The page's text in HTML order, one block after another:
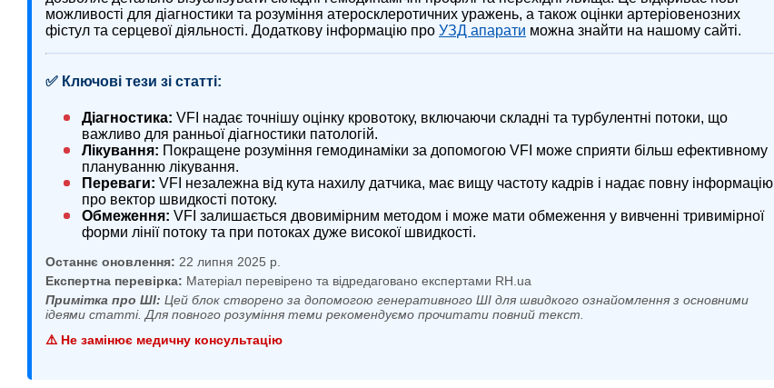
можливості для діагностики та розуміння атеросклеротичних уражень, а також оцінки артеріовенозних
фістул та серцевої діяльності. Додаткову інформацію про УЗД апарати можна знайти на нашому сайті.
✅ Ключові тези зі статті:
Діагностика: VFI надає точнішу оцінку кровотоку, включаючи складні та турбулентні потоки, що
важливо для ранньої діагностики патологій.
Лікування: Покращене розуміння гемодинаміки за допомогою VFI може сприяти більш ефективному
плануванню лікування.
Переваги: VFI незалежна від кута нахилу датчика, має вищу частоту кадрів і надає повну інформацію
про вектор швидкості потоку.
Обмеження: VFI залишається двовимірним методом і може мати обмеження у вивченні тривимірної
форми лінії потоку та при потоках дуже високої швидкості.
Останнє оновлення: 22 липня 2025 р.
Експертна перевірка: Матеріал перевірено та відредаговано експертами RH.ua
Примітка про ШІ: Цей блок створено за допомогою генеративного ШІ для швидкого ознайомлення з основними
ідеями статті. Для повного розуміння теми рекомендуємо прочитати повний текст.
⚠️ Не замінює медичну консультацію